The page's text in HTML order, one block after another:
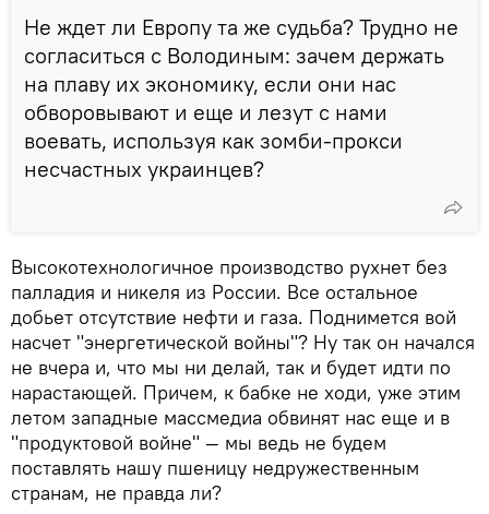
Не ждет ли Европу та же судьба? Трудно не
согласиться с Володиным: зачем держать
на плаву их экономику, если они нас
обворовывают и еще и лезут с нами
воевать, используя как зомби-прокси
несчастных украинцев?
Высокотехнологичное производство рухнет без
палладия и никеля из России. Все остальное
добьет отсутствие нефти и газа. Поднимется вой
насчет "энергетической войны"? Ну так он начался
не вчера и, что мы ни делай, так и будет идти по
нарастающей. Причем, к бабке не ходи, уже этим
летом западные массмедиа обвинят нас еще и в
"продуктовой войне" — мы ведь не будем
поставлять нашу пшеницу недружественным
странам, не правда ли?